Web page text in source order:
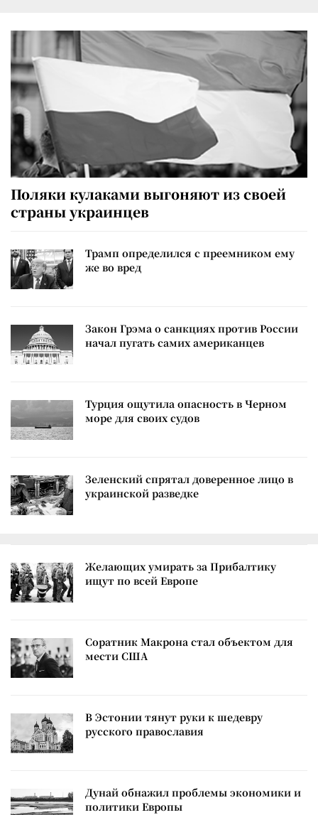
Поляки кулаками выгоняют из своей
страны украинцев
Трамп определился с преемником ему
же во вред
Закон Грэма о санкциях против России
начал пугать самих американцев
Турция ощутила опасность в Черном
море для своих судов
Зеленский спрятал доверенное лицо в
украинской разведке
Желающих умирать за Прибалтику
ищут по всей Европе
Соратник Макрона стал объектом для
мести США
В Эстонии тянут руки к шедевру
русского православия
Дунай обнажил проблемы экономики и
политики Европы